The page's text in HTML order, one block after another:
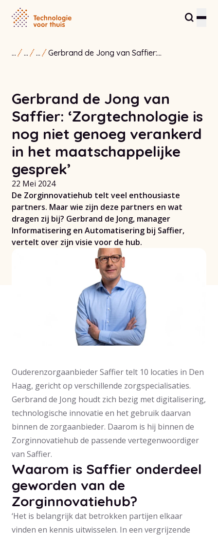
Inwoners en zorgverleners
Zorginnovatiehub
Over ons
Contact
... ... ...
Gerbrand de Jong van Saffier:
Gerbrand de Jong van
Saffier: ‘Zorgtechnologie is
nog niet genoeg verankerd
in het maatschappelijke
gesprek’
22 Mei 2024
De Zorginnovatiehub telt veel enthousiaste
partners. Maar wie zijn deze partners en wat
dragen zij bij? Gerbrand de Jong, manager
Informatisering en Automatisering bij Saffier,
vertelt over zijn visie voor de hub.
Ouderenzorgaanbieder Saffier telt 10 locaties in Den
Haag, gericht op verschillende zorgspecialisaties.
Gerbrand de Jong houdt zich bezig met digitalisering,
technologische innovatie en het gebruik daarvan
binnen de zorgaanbieder. Daarom is hij binnen de
Zorginnovatiehub de passende vertegenwoordiger
van Saffier.
Waarom is Saffier onderdeel
geworden van de
Zorginnovatiehub?
‘Het is belangrijk dat betrokken partijen elkaar
vinden en kennis uitwisselen. In een vergrijzende